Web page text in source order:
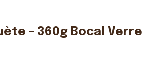
- 360g Bocal Verre